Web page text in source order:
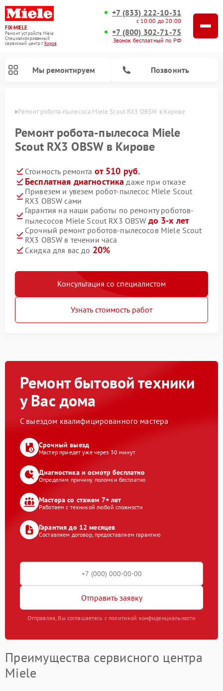
FIX-MIELE
Ремонт устройств Miele
Специализированный
cервисный центр г.Киров
+7 (833) 222-10-31
с 10:00 до 20:00
+7 (800) 302-71-75
Звонок бесплатный по РФ
Мы ремонтируем Позвонить
Ремонт робота-пылесоса Miele Scout RX3 OBSW в Кирове
Ремонт робота-пылесоса Miele
Scout RX3 OBSW в Кирове
Стоимость ремонта от 510 руб.
Бесплатная диагностика даже при отказе
Привезем и увезем робот-пылесос Miele Scout
RX3 OBSW сами
Гарантия на наши работы по ремонту роботов-
пылесосов Miele Scout RX3 OBSW до 3-х лет
Срочный ремонт роботов-пылесосов Miele Scout
RX3 OBSW в течении часа
Скидка для вас до 20%
Консультация со специалистом
Узнать стоимость работ
Ремонт бытовой техники
у Вас дома
С выездом квалифицированного мастера
Срочный выезд
Мастер приедет уже через 30 минут
Диагностика и осмотр бесплатно
Определим причину поломки бесплатно
Мастера со стажем 7+ лет
Работаем с техникой любой сложности
Гарантия до 12 месяцев
Составляем договор, предоставляем гарантию
Отправить заявку
Отправляя, Вы соглашаетесь с политикой конфиденциальности
Преимущества сервисного центра
Miele